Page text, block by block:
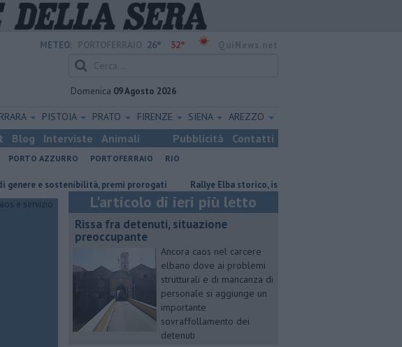
METEO: 26° 32°
Domenica 09 Agosto 2026
PISTOIA PRATO FIRENZE SIENA AREZZO
Blog Interviste Animali Pubblicità Contatti
PORTO AZZURRO PORTOFERRAIO RIO
sostenibilità, premi prorogati Rallye Elba storico, iscrizioni aperte
L'articolo di ieri più letto
Rissa fra detenuti, situazione
preoccupante
Ancora caos nel carcere
elbano dove ai problemi
strutturali e di mancanza di
personale si aggiunge un
importante
sovraffollamento dei
detenuti